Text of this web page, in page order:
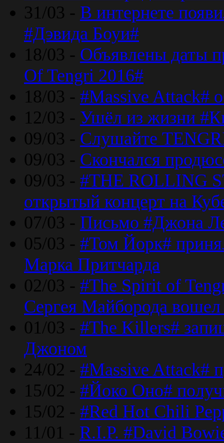
31/03 - В интернете
#Дэвида Боуи#
18/03 - Объявлены даты
Of Tengri 2016#
18/03 - #Massive Attack#
12/03 - Ушёл из жизни
09/03 - Слушайте
09/03 - Скончался
09/03 - #THE ROLLING
открытый концерт на
07/03 - Письмо #Джона
05/03 - #Том Йорк#
Марка Притчарда
02/03 - #The Spirit of
Сергея Майборода
01/03 - #The Killers#
Джоном
24/02 - #Massive Attack#
15/02 - #Йоко Оно#
15/02 - #Red Hot Chili
11/01 - R.I.P. #David